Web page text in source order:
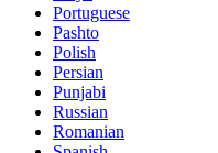
Portuguese
Pashto
Polish
Persian
Punjabi
Russian
Romanian